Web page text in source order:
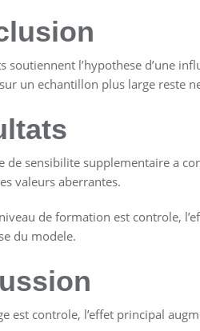
soutiennent l’hypothese d’une
un echantillon plus large reste
de sensibilite supplementaire a
valeurs aberrantes.
de formation est controle,
du modele.
est controle, l’effet principal